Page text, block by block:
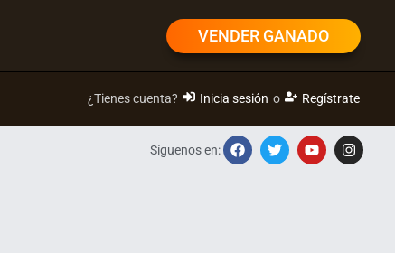
VENDER GANADO
¿Tienes cuenta? Inicia sesión o Regístrate
Síguenos en: